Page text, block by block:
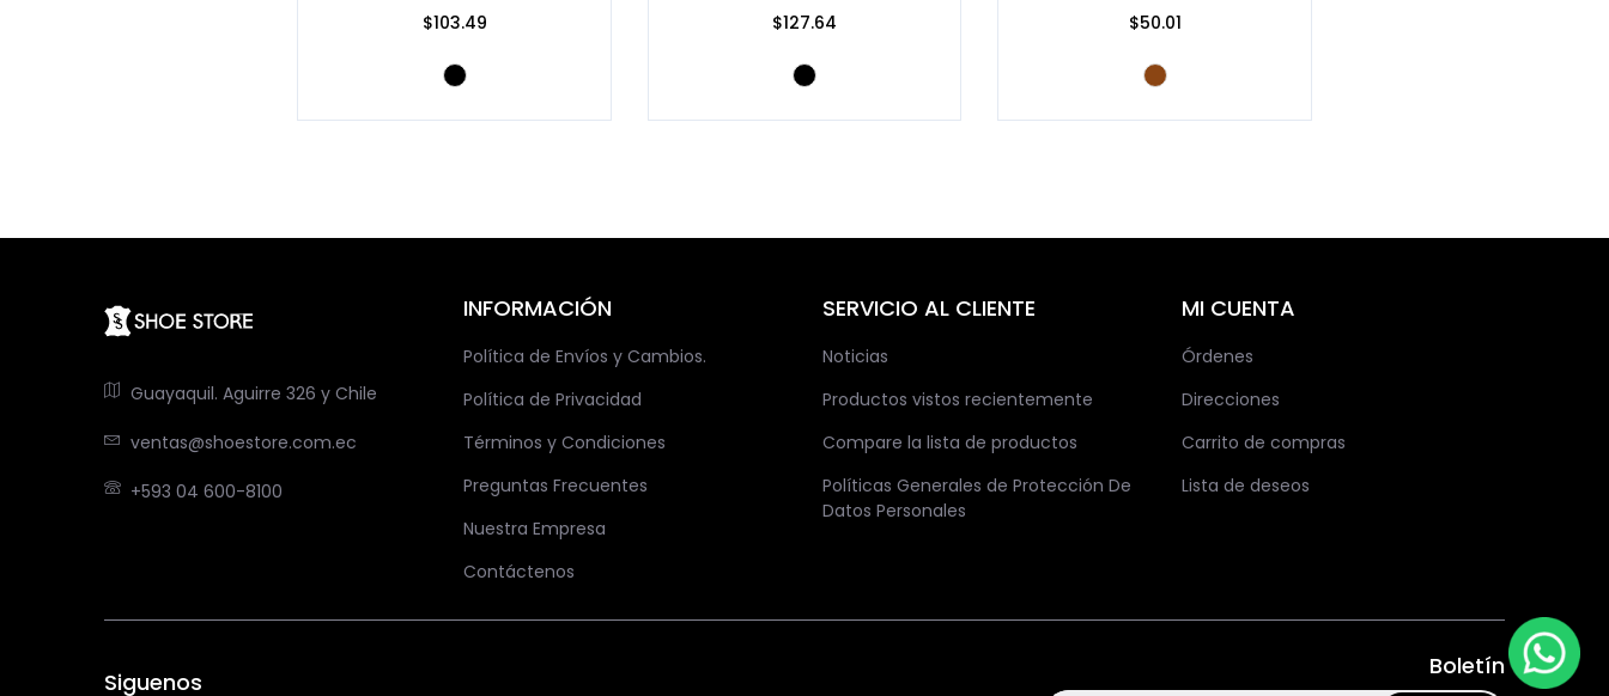
$103.49 $127.64 $50.01
Guayaquil. Aguirre 326 y Chile
ventas@shoestore.com.ec
+593 04 600-8100
INFORMACIÓN
Política de Envíos y Cambios.
Política de Privacidad
Términos y Condiciones
Preguntas Frecuentes
Nuestra Empresa
Contáctenos
SERVICIO AL CLIENTE
Noticias
Productos vistos recientemente
Compare la lista de productos
Políticas Generales de Protección De
Datos Personales
MI CUENTA
Órdenes
Direcciones
Carrito de compras
Lista de deseos
Siguenos
Boletín